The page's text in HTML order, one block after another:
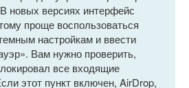
новых версиях интерфейс
проще воспользоваться
настройкам и ввести
Вам нужно проверить,
все входящие
этот пункт включен, AirDrop,